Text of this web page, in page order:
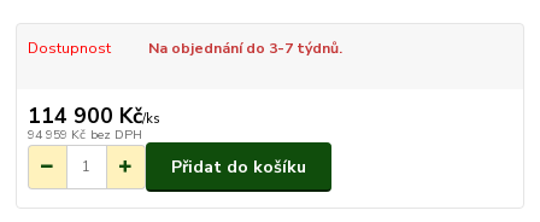
Dostupnost Na objednání do 3-7 týdnů.
114 900 Kč/ks
94 959 Kč bez DPH
Přidat do košíku